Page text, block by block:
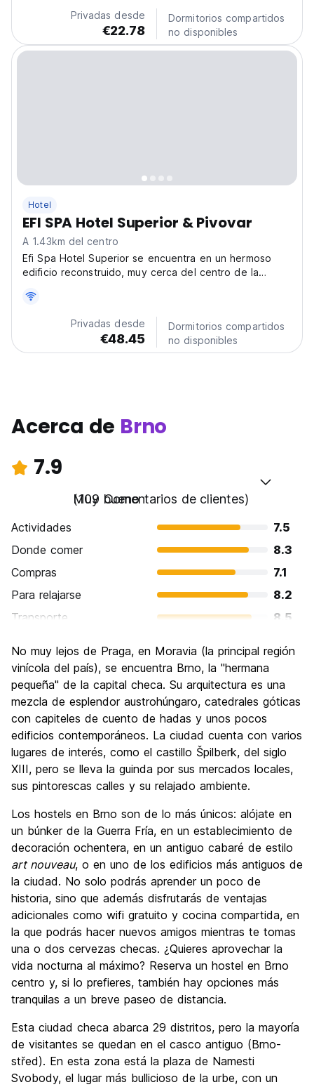
Privadas desde
€22.78
Dormitorios compartidos
no disponibles
Hotel
EFI SPA Hotel Superior & Pivovar
A 1.43km del centro
Efi Spa Hotel Superior se encuentra en un hermoso
edificio reconstruido, muy cerca del centro de la
Privadas desde
€48.45
Dormitorios compartidos
no disponibles
Acerca de Brno
7.9
Muy bueno
(109 Comentarios de clientes)
Actividades
7.5
Donde comer
8.3
Compras
7.1
Para relajarse
8.2
Transporte
8.5
Cultura
Fiesta
7.4
Calidad Precio
8.7
No muy lejos de Praga, en Moravia (la principal región
vinícola del país), se encuentra Brno, la "hermana
pequeña" de la capital checa. Su arquitectura es una
mezcla de esplendor austrohúngaro, catedrales góticas
con capiteles de cuento de hadas y unos pocos
edificios contemporáneos. La ciudad cuenta con varios
lugares de interés, como el castillo Špilberk, del siglo
XIII, pero se lleva la guinda por sus mercados locales,
sus pintorescas calles y su relajado ambiente.
Los hostels en Brno son de lo más únicos: alójate en
un búnker de la Guerra Fría, en un establecimiento de
decoración ochentera, en un antiguo cabaré de estilo
art nouveau, o en uno de los edificios más antiguos de
la ciudad. No solo podrás aprender un poco de
historia, sino que además disfrutarás de ventajas
adicionales como wifi gratuito y cocina compartida, en
la que podrás hacer nuevos amigos mientras te tomas
una o dos cervezas checas. ¿Quieres aprovechar la
vida nocturna al máximo? Reserva un hostel en Brno
centro y, si lo prefieres, también hay opciones más
tranquilas a un breve paseo de distancia.
Esta ciudad checa abarca 29 distritos, pero la mayoría
de visitantes se quedan en el casco antiguo (Brno-
střed). En esta zona está la plaza de Namesti
Svobody, el lugar más bullicioso de la urbe, con un